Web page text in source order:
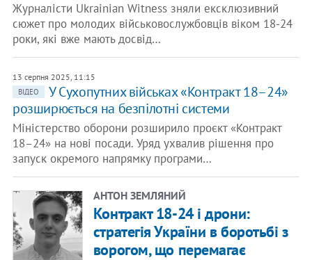
Журналісти Ukrainian Witness зняли ексклюзивний
сюжет про молодих військовослужбовців віком 18-24
роки, які вже мають досвід…
13 серпня 2025, 11:15
ВІДЕО
У Сухопутних військах «Контракт 18–24»
розширюється на безпілотні системи
Міністерство оборони розширило проєкт «Контракт
18–24» на нові посади. Уряд ухвалив рішення про
запуск окремого напрямку програми…
АНТОН ЗЕМЛЯНИЙ
Контракт 18-24 і дрони:
стратегія України в боротьбі з
ворогом, що перемагає